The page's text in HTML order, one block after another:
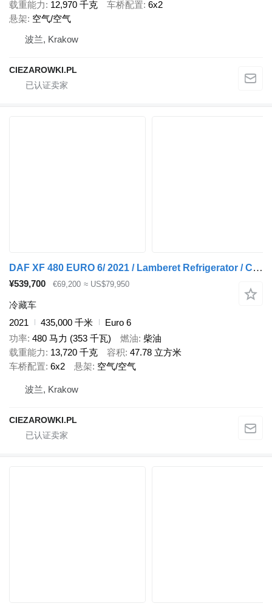
载重能力 12,970 千克 车桥配置 6x2
悬架 空气/空气
波兰, Krakow
CIEZAROWKI.PL
DAF XF 480 EURO 6/ 2021 / Lamberet Refrigerator / Carrier Vector 155
¥539,700 €69,200 ≈ US$79,950
冷藏车
2021
435,000 千米
Euro 6
功率 480 马力 (353 千瓦) 燃油 柴油
载重能力
13,720 千克 容积 47.78 立方米
车桥配置 6x2 悬架 空气/空气
波兰, Krakow
CIEZAROWKI.PL